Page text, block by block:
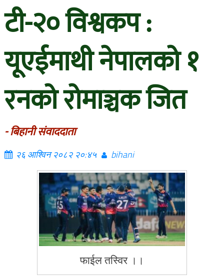
टी-२० विश्वकप :
यूएईमाथी नेपालको १
रनको रोमाञ्चक जित
- बिहानी संवाददाता
२६ आश्विन २०८२ २०:४५ bihani
फाईल तस्विर ।।